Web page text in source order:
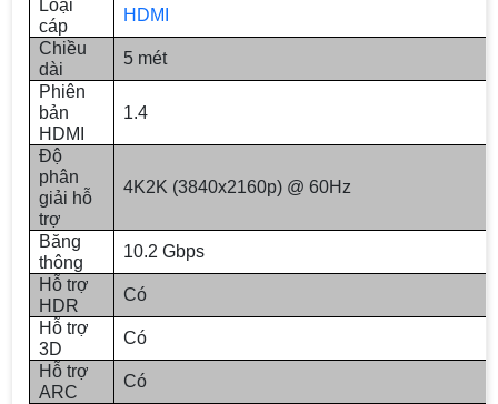
Loại
cáp
HDMI
Chiều
dài
5 mét
Phiên
bản
HDMI
1.4
Độ
phân
giải hỗ
trợ
4K2K (3840x2160p) @ 60Hz
Băng
thông
10.2 Gbps
Hỗ trợ
HDR
Có
Hỗ trợ
3D
Có
Hỗ trợ
ARC
Có